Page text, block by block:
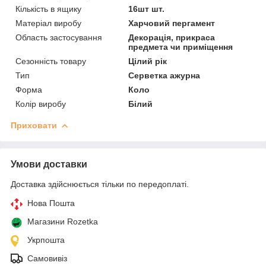
Кількість в ящику
16шт шт.
Матеріал виробу
Харчовий пергамент
Область застосування
Декорація, прикраса
предмета чи приміщення
Сезонність товару
Цілий рік
Тип
Серветка ажурна
Форма
Коло
Колір виробу
Білий
Приховати
Умови доставки
Доставка здійснюється тільки по передоплаті.
Нова Пошта
Магазини Rozetka
Укрпошта
Самовивіз